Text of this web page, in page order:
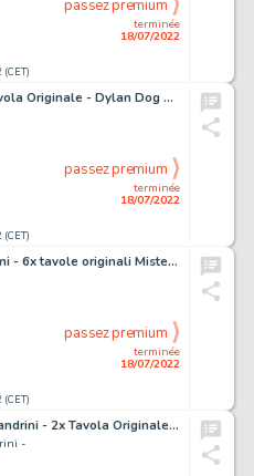
terminée
18/07/2022
passez premium
Corrado Roi - Tavola Originale - Dylan Dog Maxi n. 14 - "Paranoia" - (2001)
terminée
18/07/2022
passez premium
Busticchi, Paesani - 6x tavole originali Mister No "Spiagge di Fuoco" - (2000)
terminée
18/07/2022
passez premium
Giancarlo Alessandrini - 2x Tavola Originale - Martin Mystere Gigante n. 1 - "Il segreto di san Nicola" - (1995)
-